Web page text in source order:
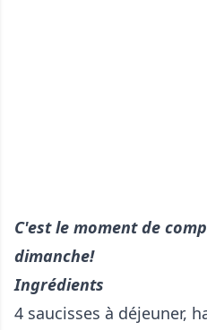
C'est le moment de
dimanche!
Ingrédients
4 saucisses à déjeuner,